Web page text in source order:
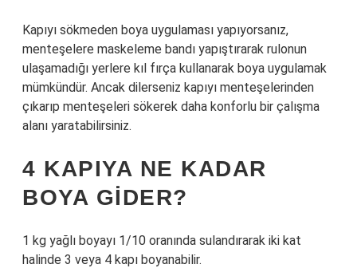
Kapıyı sökmeden boya uygulaması yapıyorsanız,
menteşelere maskeleme bandı yapıştırarak rulonun
ulaşamadığı yerlere kıl fırça kullanarak boya uygulamak
mümkündür. Ancak dilerseniz kapıyı menteşelerinden
çıkarıp menteşeleri sökerek daha konforlu bir çalışma
alanı yaratabilirsiniz.
4 KAPIYA NE KADAR
BOYA GIDER?
1 kg yağlı boyayı 1/10 oranında sulandırarak iki kat
halinde 3 veya 4 kapı boyanabilir.